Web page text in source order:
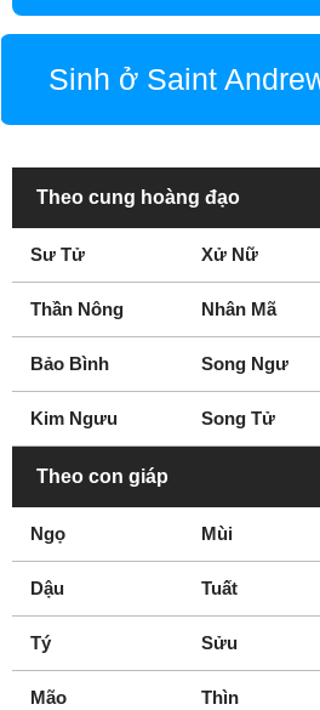
Sinh ở Saint
Theo cung hoàng đạo
Sư Tử Xử Nữ
Thần Nông Nhân Mã
Bảo Bình Song Ngư
Kim Ngưu Song Tử
Theo con giáp
Ngọ Mùi
Dậu Tuất
Tý Sửu
Mão Thìn